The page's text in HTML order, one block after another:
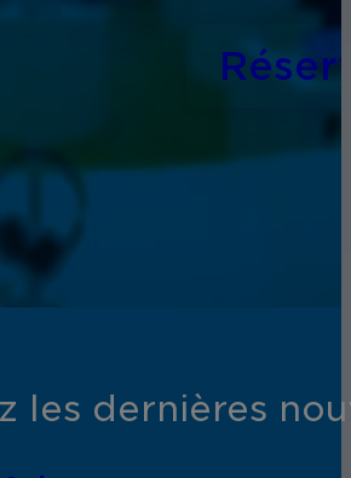
les dernières